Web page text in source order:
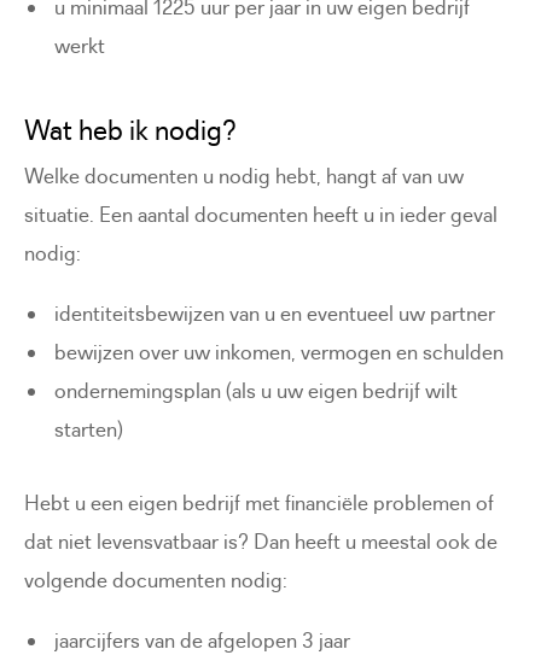
u minimaal 1225 uur per jaar in uw eigen bedrijf
werkt
Wat heb ik nodig?
Welke documenten u nodig hebt, hangt af van uw
situatie. Een aantal documenten heeft u in ieder geval
nodig:
identiteitsbewijzen van u en eventueel uw partner
bewijzen over uw inkomen, vermogen en schulden
ondernemingsplan (als u uw eigen bedrijf wilt
starten)
Hebt u een eigen bedrijf met financiële problemen of
dat niet levensvatbaar is? Dan heeft u meestal ook de
volgende documenten nodig:
jaarcijfers van de afgelopen 3 jaar